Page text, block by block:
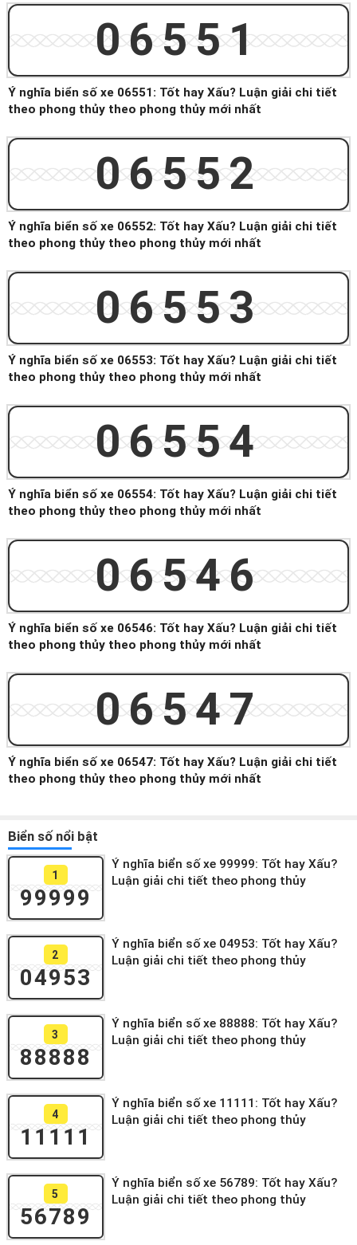
06551
Ý nghĩa biển số xe 06551: Tốt hay Xấu? Luận giải chi tiết
theo phong thủy theo phong thủy mới nhất
06552
Ý nghĩa biển số xe 06552: Tốt hay Xấu? Luận giải chi tiết
theo phong thủy theo phong thủy mới nhất
06553
Ý nghĩa biển số xe 06553: Tốt hay Xấu? Luận giải chi tiết
theo phong thủy theo phong thủy mới nhất
06554
Ý nghĩa biển số xe 06554: Tốt hay Xấu? Luận giải chi tiết
theo phong thủy theo phong thủy mới nhất
06546
Ý nghĩa biển số xe 06546: Tốt hay Xấu? Luận giải chi tiết
theo phong thủy theo phong thủy mới nhất
06547
Ý nghĩa biển số xe 06547: Tốt hay Xấu? Luận giải chi tiết
theo phong thủy theo phong thủy mới nhất
Biển số nổi bật
1
99999
Ý nghĩa biển số xe 99999: Tốt hay Xấu?
Luận giải chi tiết theo phong thủy
2
04953
Ý nghĩa biển số xe 04953: Tốt hay Xấu?
Luận giải chi tiết theo phong thủy
3
88888
Ý nghĩa biển số xe 88888: Tốt hay Xấu?
Luận giải chi tiết theo phong thủy
4
11111
Ý nghĩa biển số xe 11111: Tốt hay Xấu?
Luận giải chi tiết theo phong thủy
5
56789
Ý nghĩa biển số xe 56789: Tốt hay Xấu?
Luận giải chi tiết theo phong thủy